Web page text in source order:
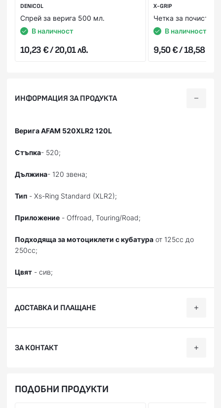
DENICOL
Спрей за верига 500 мл.
В наличност
10,23 € / 20,01 лв.
X-GRIP
Четка за
В наличност
9,50 € / 18,58 лв.
ИНФОРМАЦИЯ ЗА ПРОДУКТА
Верига AFAM 520XLR2 120L
Стъпка- 520;
Дължина- 120 звена;
Тип - Xs-Ring Standard (XLR2);
Приложение - Offroad, Touring/Road;
Подходяща за мотоциклети с кубатура от 125cc до
250cc;
Цвят - сив;
ДОСТАВКА И ПЛАЩАНЕ
професионализъм при доставката на Вашите поръчки,
Доставяме до всяка точка на България в рамките на 1-2
ЗА КОНТАКТ
Facebook:facebook.com/BobiMX
ПОДОБНИ ПРОДУКТИ